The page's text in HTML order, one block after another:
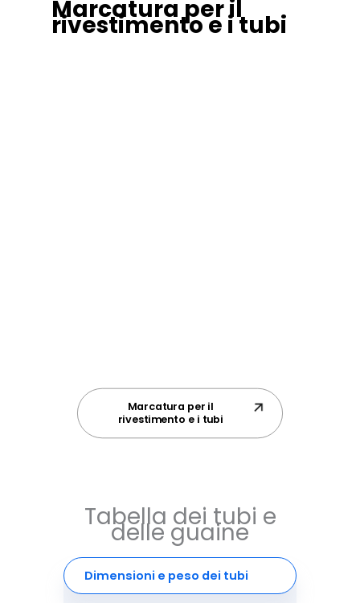
Marcatura per il
rivestimento e i tubi
Marcatura per il
rivestimento e i tubi
Tabella dei tubi e
delle guaine
Dimensioni e peso dei tubi